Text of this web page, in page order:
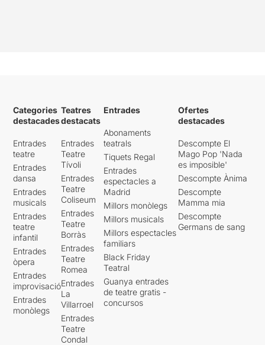
Categories
destacades
Entrades
teatre
Entrades
dansa
Entrades
musicals
Entrades
teatre
infantil
Entrades
òpera
Entrades
improvisació
Entrades
monòlegs
Teatres
destacats
Entrades
Teatre
Tívoli
Entrades
Teatre
Coliseum
Entrades
Teatre
Borràs
Entrades
Teatre
Romea
Entrades
La
Villarroel
Entrades
Teatre
Condal
Entrades
Abonaments
teatrals
Tiquets Regal
Entrades
espectacles a
Madrid
Millors monòlegs
Millors musicals
Millors espectacles
familiars
Black Friday
Teatral
Guanya entrades
de teatre gratis -
concursos
Ofertes
destacades
Descompte El
Mago Pop 'Nada
es imposible'
Descompte Ànima
Descompte
Mamma mia
Descompte
Germans de sang